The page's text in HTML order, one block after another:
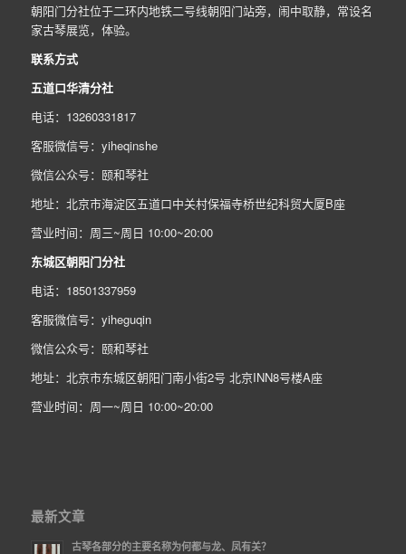
朝阳门分社位于二环内地铁二号线朝阳门站旁，闹中取静，常设名
家古琴展览，体验。
联系方式
五道口华清分社
电话：13260331817
客服微信号：yiheqinshe
微信公众号：颐和琴社
地址：北京市海淀区五道口中关村保福寺桥世纪科贸大厦B座
营业时间：周三~周日 10:00~20:00
东城区朝阳门分社
电话：18501337959
客服微信号：yiheguqin
微信公众号：颐和琴社
地址：北京市东城区朝阳门南小街2号 北京INN8号楼A座
营业时间：周一~周日 10:00~20:00
最新文章
古琴各部分的主要名称为何都与龙、凤有关？